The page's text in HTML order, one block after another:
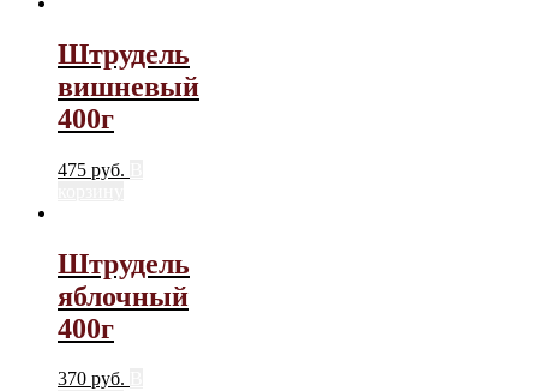
Штрудель
вишневый
400г
475 руб.
Штрудель
яблочный
400г
370 руб.